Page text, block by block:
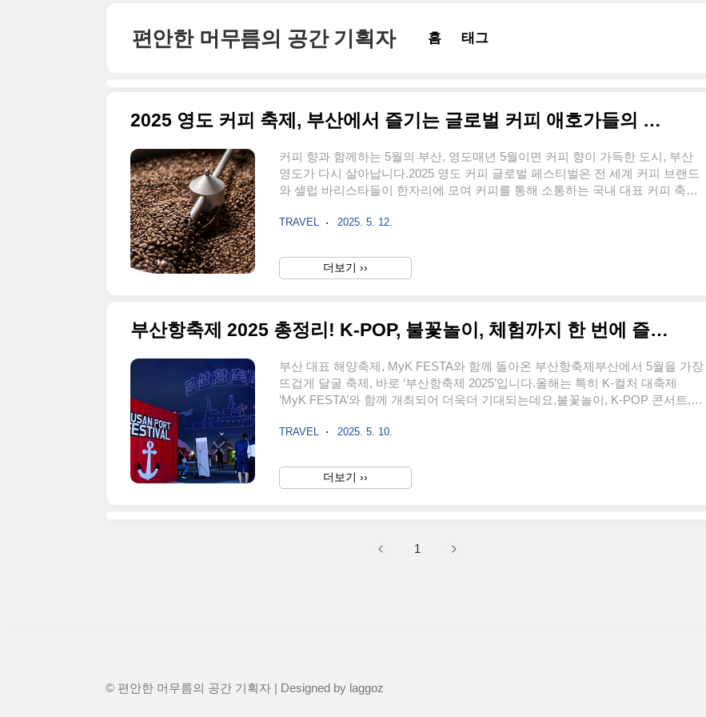
편안한 머무름의 공간 기획자 홈 태그
2025 영도 커피 축제, 부산에서 즐기는 글로벌 커피 애호가들의 페스티벌
커피 향과 함께하는 5월의 부산, 영도매년 5월이면 커피 향이 가득한 도시, 부산
영도가 다시 살아납니다.2025 영도 커피 글로벌 페스티벌은 전 세계 커피 브랜드
와 셀럽 바리스타들이 한자리에 모여 커피를 통해 소통하는 국내 대표 커피 축제
지는 이 행사는 커피 애호가, 여행자, 그리고 창업을 꿈꾸는 이들까지 모두를 위한
23일(금) ~ 5월 25일(일)운영 시간: 12:00~20:00 (일요일은 18:00까지)장소: 부산
시 영도구 해양로301번길 55, 아미르공원입장료: 전일 무료문의처: 051-717-0236
TRAVEL 2025. 5. 12.
더보기 ››
부산항축제 2025 총정리! K-POP, 불꽃놀이, 체험까지 한 번에 즐겨 보자!
부산 대표 해양축제, MyK FESTA와 함께 돌아온 부산항축제부산에서 5월을 가장
뜨겁게 달굴 축제, 바로 ‘부산항축제 2025’입니다.올해는 특히 K-컬처 대축제
‘MyK FESTA’와 함께 개최되어 더욱더 기대되는데요,불꽃놀이, K-POP 콘서트,
본 정보축제명제18회 부산항축제 2025기간2025년 5월 30일(금) ~ 5월 31일(토)
수공원, 영도 국립해양박물관 일원주최부산광역시, 부산지방해양수산청, 부산항
만공사주관부산축제조직위원회문의처051-713-5000 부산항축제 2025 입장 및 K-
TRAVEL 2025. 5. 10.
더보기 ››
1
© 편안한 머무름의 공간 기획자 | Designed by laggoz